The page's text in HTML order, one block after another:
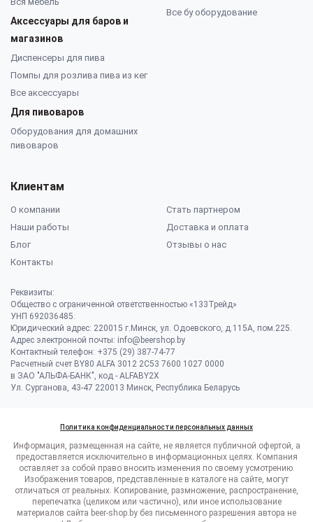
Аксессуары для баров и
магазинов
Диспенсеры для пива
Помпы для розлива пива из кег
Все аксессуары
Для пивоваров
Оборудования для домашних
пивоваров
Все бу оборудование
Клиентам
О компании
Стать партнером
Наши работы
Доставка и оплата
Блог
Отзывы о нас
Контакты
Реквизиты:
Общество с ограниченной ответственностью «133Трейд»
УНП 692036485​.
Юридический адрес: 220015 г.Минск, ул. Одоевского, д.115А, пом.225.
Адрес электронной почты: info@beershop.by
Контактный телефон: +375 (29) 387-74-77
Расчетный счет BY80 ALFA 3012 2C53 7600 1027 0000
в ЗАО "АЛЬФА-БАНК", код - ALFABY2X
Ул. Сурганова, 43-47 220013 Минск, Республика Беларусь
Политика конфиденциальности персональных данных
Информация, размещенная на сайте, не является публичной офертой, а
предоставляется исключительно в информационных целях. Компания
оставляет за собой право вносить изменения по своему усмотрению.
Изображения товаров, представленные в каталоге на сайте, могут
отличаться от реальных. Копирование, размножение, распространение,
перепечатка (целиком или частично), или иное использование
материалов сайта beer-shop.by без письменного разрешения автора не